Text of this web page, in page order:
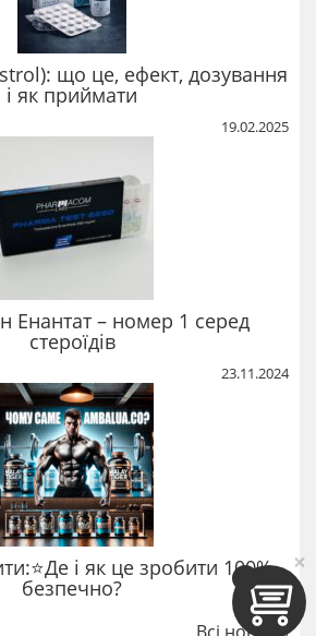
що це, ефект, дозування
і як приймати
19.02.2025
Енантат – номер 1 серед
стероїдів
23.11.2024
і як це зробити 100%
безпечно?
×